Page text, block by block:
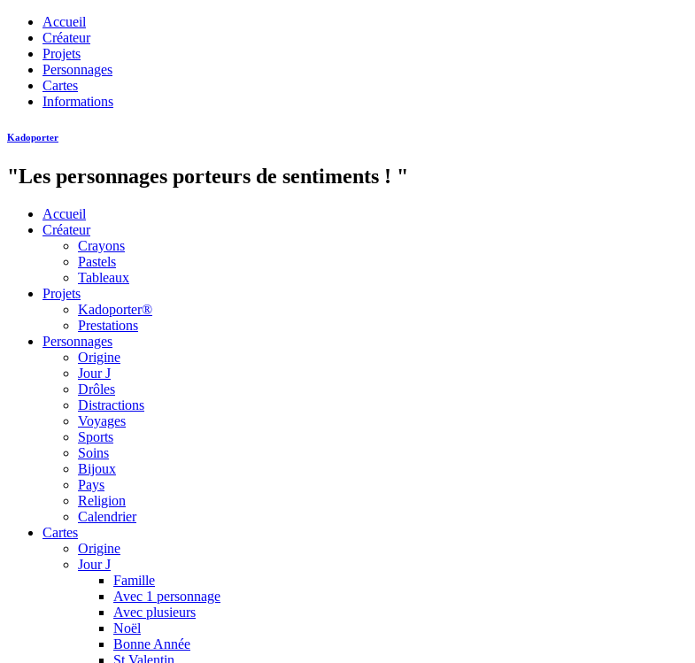
Accueil
Créateur
Projets
Personnages
Cartes
Informations
Kadoporter
"Les personnages porteurs de sentiments ! "
Accueil
Créateur
Crayons
Pastels
Tableaux
Projets
Kadoporter®
Prestations
Personnages
Origine
Jour J
Drôles
Distractions
Voyages
Sports
Soins
Bijoux
Pays
Religion
Calendrier
Cartes
Origine
Jour J
Famille
Avec 1 personnage
Avec plusieurs
Noël
Bonne Année
St Valentin